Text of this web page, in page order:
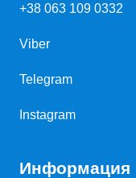
+38 063 109 0332
Viber
Telegram
Instagram
Информация